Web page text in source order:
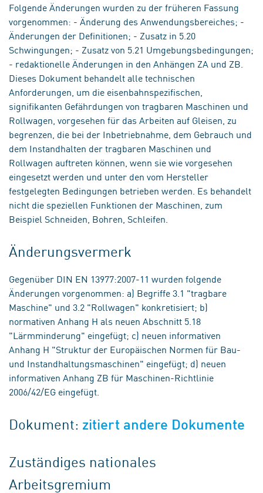
Folgende Änderungen wurden zu der früheren Fassung
vorgenommen: - Änderung des Anwendungsbereiches; -
Änderungen der Definitionen; - Zusatz in 5.20
Schwingungen; - Zusatz von 5.21 Umgebungsbedingungen;
- redaktionelle Änderungen in den Anhängen ZA und ZB.
Dieses Dokument behandelt alle technischen
Anforderungen, um die eisenbahnspezifischen,
signifikanten Gefährdungen von tragbaren Maschinen und
Rollwagen, vorgesehen für das Arbeiten auf Gleisen, zu
begrenzen, die bei der Inbetriebnahme, dem Gebrauch und
dem Instandhalten der tragbaren Maschinen und
Rollwagen auftreten können, wenn sie wie vorgesehen
eingesetzt werden und unter den vom Hersteller
festgelegten Bedingungen betrieben werden. Es behandelt
nicht die speziellen Funktionen der Maschinen, zum
Beispiel Schneiden, Bohren, Schleifen.
Änderungsvermerk
Gegenüber DIN EN 13977:2007-11 wurden folgende
Änderungen vorgenommen: a) Begriffe 3.1 "tragbare
Maschine" und 3.2 "Rollwagen" konkretisiert; b)
normativen Anhang H als neuen Abschnitt 5.18
"Lärmminderung" eingefügt; c) neuen informativen
Anhang H "Struktur der Europäischen Normen für Bau-
und Instandhaltungsmaschinen" eingefügt; d) neuen
informativen Anhang ZB für Maschinen-Richtlinie
2006/42/EG eingefügt.
Dokument: zitiert andere Dokumente
Zuständiges nationales
Arbeitsgremium